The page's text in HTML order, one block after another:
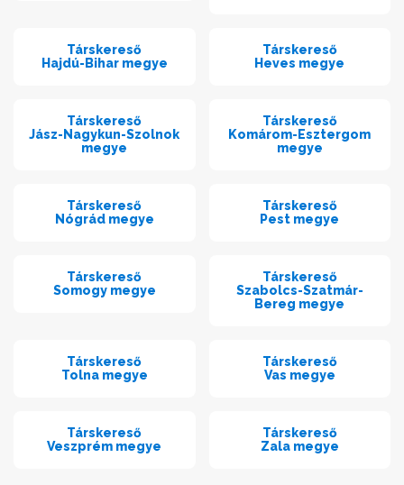
Társkereső
Hajdú-Bihar megye
Társkereső
Heves megye
Társkereső
Jász-Nagykun-Szolnok
megye
Társkereső
Komárom-Esztergom
megye
Társkereső
Nógrád megye
Társkereső
Pest megye
Társkereső
Somogy megye
Társkereső
Szabolcs-Szatmár-
Bereg megye
Társkereső
Tolna megye
Társkereső
Vas megye
Társkereső
Veszprém megye
Társkereső
Zala megye